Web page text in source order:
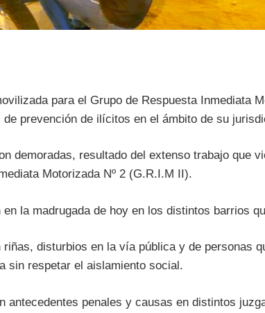
para el Grupo de Respuesta Inmediata
prevención de ilícitos en el ámbito de su
demoradas, resultado del extenso trabajo que
Motorizada Nº 2 (G.R.I.M II).
la madrugada de hoy en los distintos barrios
disturbios en la vía pública y de personas
sin respetar el aislamiento social.
antecedentes penales y causas en distintos